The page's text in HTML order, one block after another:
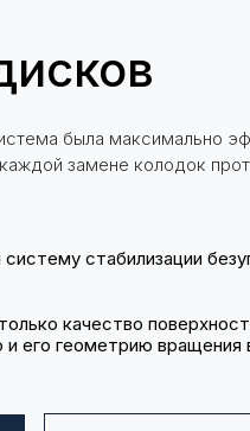
стабилизации
качество
и его геометрию вращения
была максимально
замене колодок